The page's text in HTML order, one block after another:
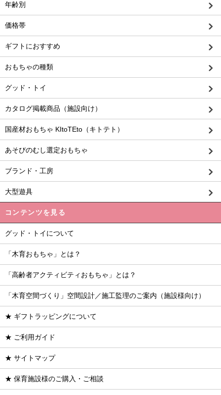
年齢別
価格帯
ギフトにおすすめ
おもちゃの種類
グッド・トイ
カタログ掲載商品（施設向け）
国産材おもちゃ KItoTEto（キトテト）
あそびのむし選定おもちゃ
ブランド・工房
大型遊具
コンテンツを見る
グッド・トイについて
「木育おもちゃ」とは？
「高齢者アクティビティおもちゃ」とは？
「木育空間づくり」空間設計／施工監理のご案内（施設様向け）
★ ギフトラッピングについて
★ ご利用ガイド
★ サイトマップ
★ 保育施設様のご購入・ご相談